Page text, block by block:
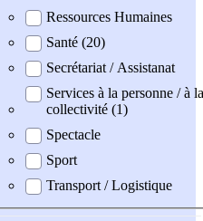
Ressources Humaines
Santé (20)
Secrétariat / Assistanat
Services à la personne / à la
collectivité (1)
Spectacle
Sport
Transport / Logistique